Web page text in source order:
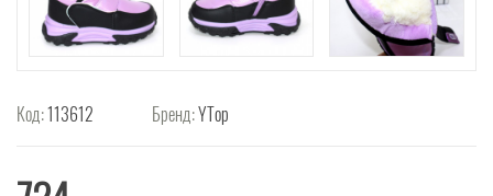
Код:113612 Бренд:YTop